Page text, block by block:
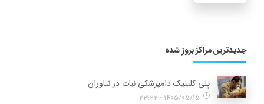
جدیدترین مراکز بروز شده
پلی کلینیک دامپزشکی نبات در نیاوران
1405/05/15 - 23:22